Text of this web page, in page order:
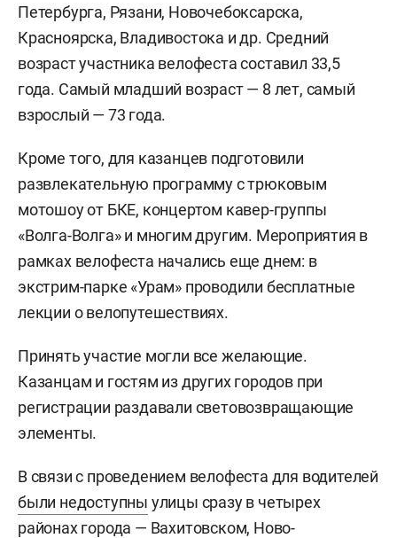
Петербурга, Рязани, Новочебоксарска,
Красноярска, Владивостока и др. Средний
возраст участника велофеста составил 33,5
года. Самый младший возраст — 8 лет, самый
взрослый — 73 года.
Кроме того, для казанцев подготовили
развлекательную программу с трюковым
мотошоу от БКЕ, концертом кавер-группы
«Волга-Волга» и многим другим. Мероприятия в
рамках велофеста начались еще днем: в
экстрим-парке «Урам» проводили бесплатные
лекции о велопутешествиях.
Принять участие могли все желающие.
Казанцам и гостям из других городов при
регистрации раздавали световозвращающие
элементы.
В связи с проведением велофеста для водителей
были недоступны улицы сразу в четырех
районах города — Вахитовском, Ново-